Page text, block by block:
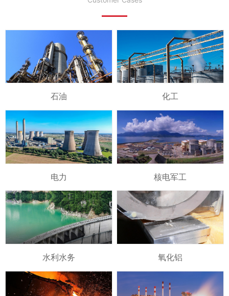
石油 化工
电力 核电军工
水利水务 氧化铝